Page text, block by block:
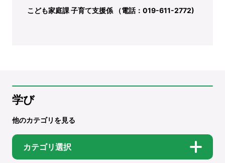
こども家庭課 子育て支援係 （電話：019-611-2772)
学び
他のカテゴリを見る
カテゴリ選択